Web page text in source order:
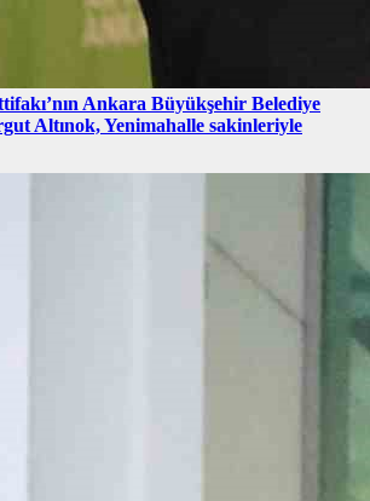
Ankara Büyükşehir Belediye
Altınok, Yenimahalle sakinleriyle